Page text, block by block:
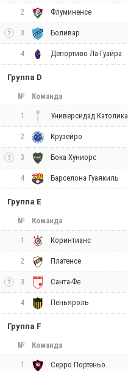
2 Флуминенсе
3 Боливар
4 Депортиво Ла-Гуайра
Группа D
№ Команда
1 Универсидад Католика
2 Крузейро
3 Бока Хуниорс
4 Барселона Гуаякиль
Группа E
№ Команда
1 Коринтианс
2 Платенсе
3 Санта-Фе
4 Пеньяроль
Группа F
№ Команда
1 Серро Портеньо